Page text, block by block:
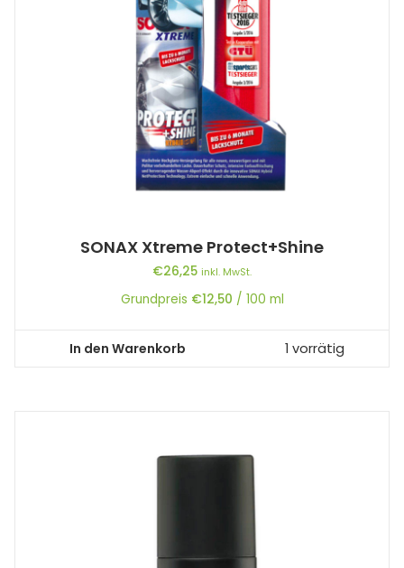
SONAX Xtreme Protect+Shine
€26,25 inkl. MwSt.
Grundpreis €12,50 / 100 ml
In den Warenkorb 1 vorrätig